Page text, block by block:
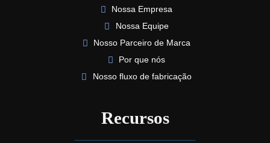
Nossa Empresa
Nossa Equipe
Nosso Parceiro de Marca
Por que nós
Nosso fluxo de fabricação
Recursos